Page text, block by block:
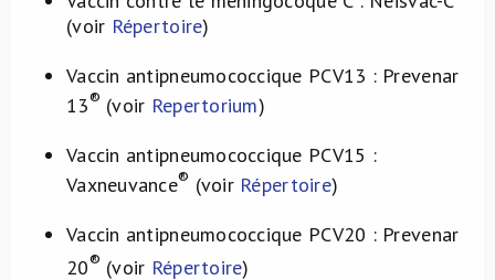
(voir Répertoire)
Vaccin antipneumococcique PCV13 : Prevenar
13® (voir Repertorium)
Vaccin antipneumococcique PCV15 :
Vaxneuvance® (voirRépertoire)
Vaccin antipneumococcique PCV20 : Prevenar
20® (voir Répertoire)